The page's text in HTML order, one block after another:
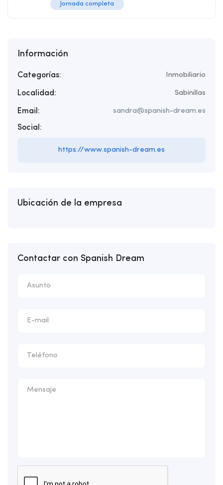
Jornada completa
Información
Categorías: Inmobiliario
Localidad: Sabinillas
Email: sandra@spanish-dream.es
Social:
https://www.spanish-dream.es
Ubicación de la empresa
Contactar con Spanish Dream